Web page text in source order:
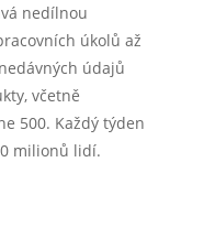
nedílnou
úkolů až
údajů
včetně
500. Každý týden
milionů lidí.